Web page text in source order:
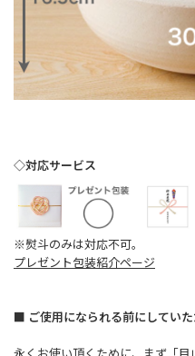
◇対応サービス
※熨斗のみは対応不可。
プレゼント包装紹介ページ
■ ご使用になられる前にしていた